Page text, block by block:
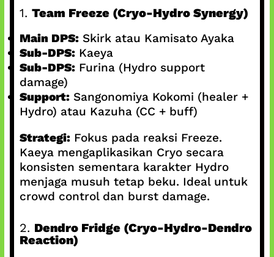
1. Team Freeze (Cryo-Hydro Synergy)
Main DPS:Skirk atau Kamisato Ayaka
Sub-DPS:Kaeya
Sub-DPS:Furina (Hydro support
damage)
Support:Sangonomiya Kokomi (healer +
Hydro) atau Kazuha (CC + buff)
Strategi:Fokus pada reaksi Freeze.
Kaeya mengaplikasikan Cryo secara
konsisten sementara karakter Hydro
menjaga musuh tetap beku. Ideal untuk
crowd control dan burst damage.
2. Dendro Fridge (Cryo-Hydro-Dendro
Reaction)